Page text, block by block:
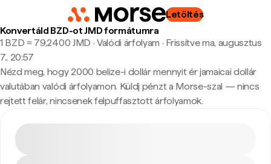
Letöltés
Konvertáld BZD-ot JMD formátumra
1 BZD ≈ 79,2400 JMD · Valódi árfolyam · Frissítve ma, augusztus
7., 20:57
Nézd meg, hogy 2000 belize-i dollár mennyit ér jamaicai dollár
valutában valódi árfolyamon. Küldj pénzt a Morse-szal — nincs
rejtett felár, nincsenek felpuffasztott árfolyamok.